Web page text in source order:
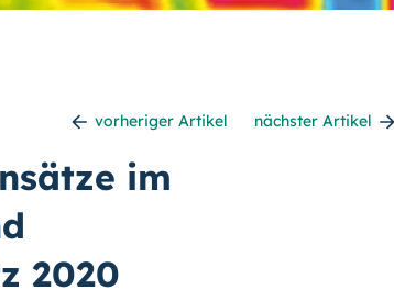
vorheriger Artikel nächster Artikel
im
2020